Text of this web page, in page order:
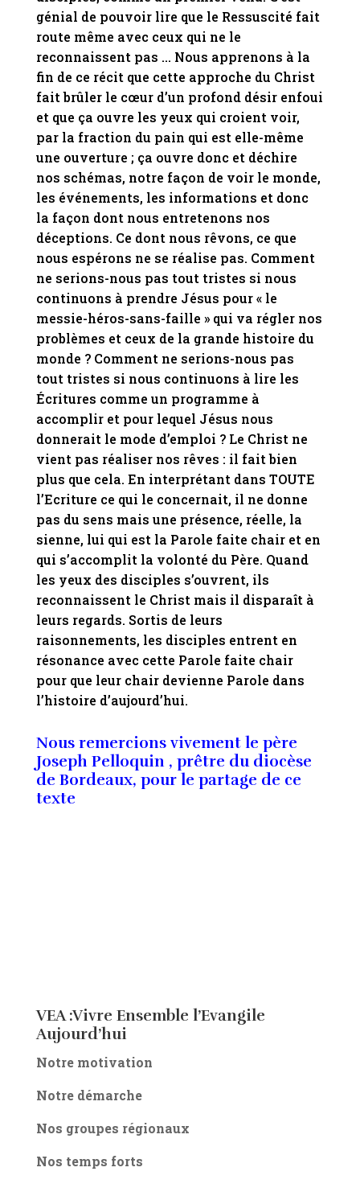
génial de pouvoir lire que le Ressuscité fait
route même avec ceux qui ne le
reconnaissent pas … Nous apprenons à la
fin de ce récit que cette approche du Christ
fait brûler le cœur d’un profond désir enfoui
et que ça ouvre les yeux qui croient voir,
par la fraction du pain qui est elle-même
une ouverture ; ça ouvre donc et déchire
nos schémas, notre façon de voir le monde,
les événements, les informations et donc
la façon dont nous entretenons nos
déceptions. Ce dont nous rêvons, ce que
nous espérons ne se réalise pas. Comment
ne serions-nous pas tout tristes si nous
continuons à prendre Jésus pour « le
messie-héros-sans-faille » qui va régler nos
problèmes et ceux de la grande histoire du
monde ? Comment ne serions-nous pas
tout tristes si nous continuons à lire les
Écritures comme un programme à
accomplir et pour lequel Jésus nous
donnerait le mode d’emploi ? Le Christ ne
vient pas réaliser nos rêves : il fait bien
plus que cela. En interprétant dans TOUTE
l’Ecriture ce qui le concernait, il ne donne
pas du sens mais une présence, réelle, la
sienne, lui qui est la Parole faite chair et en
qui s’accomplit la volonté du Père. Quand
les yeux des disciples s’ouvrent, ils
reconnaissent le Christ mais il disparaît à
leurs regards. Sortis de leurs
raisonnements, les disciples entrent en
résonance avec cette Parole faite chair
pour que leur chair devienne Parole dans
l’histoire d’aujourd’hui.
Nous remercions vivement le père
Joseph Pelloquin , prêtre du diocèse
de Bordeaux, pour le partage de ce
texte
VEA :Vivre Ensemble l’Evangile
Aujourd’hui
Notre motivation
Notre démarche
Nos groupes régionaux
Nos temps forts